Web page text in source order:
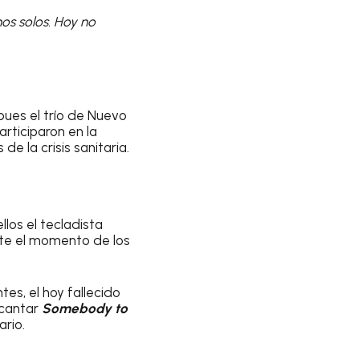
solos. Hoy no
el trío de Nuevo
en la
de la crisis sanitaria.
el tecladista
el momento de los
el hoy fallecido
Somebody to